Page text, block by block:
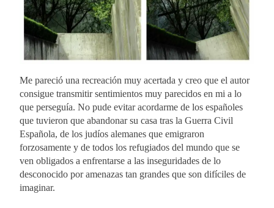
Me pareció una recreación muy acertada y creo que el autor
consigue transmitir sentimientos muy parecidos en mi a lo
que perseguía. No pude evitar acordarme de los españoles
que tuvieron que abandonar su casa tras la Guerra Civil
Española, de los judíos alemanes que emigraron
forzosamente y de todos los refugiados del mundo que se
ven obligados a enfrentarse a las inseguridades de lo
desconocido por amenazas tan grandes que son difíciles de
imaginar.